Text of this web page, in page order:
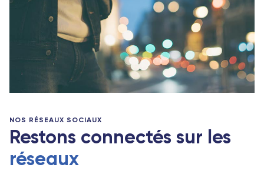
NOS RÉSEAUX SOCIAUX
Restons connectés sur les
réseaux